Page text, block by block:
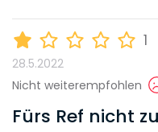
1
28.5.2022
Nicht weiterempfohlen
Fürs Ref nicht